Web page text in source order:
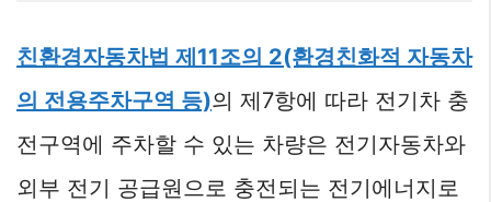
친환경자동차법 제11조의 2(환경친화적 자동차
의 전용주차구역 등)의 제7항에 따라 전기차 충
전구역에 주차할 수 있는 차량은 전기자동차와
외부 전기 공급원으로 충전되는 전기에너지로